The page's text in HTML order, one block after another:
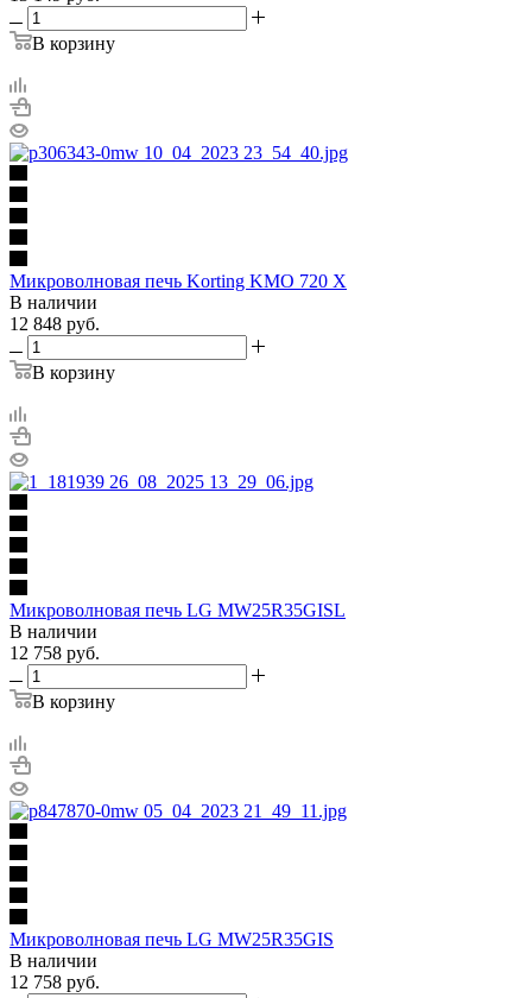
В корзину
Микроволновая печь Korting KMO 720 X
В наличии
12 848 руб.
В корзину
Микроволновая печь LG MW25R35GISL
В наличии
12 758 руб.
В корзину
Микроволновая печь LG MW25R35GIS
В наличии
12 758 руб.